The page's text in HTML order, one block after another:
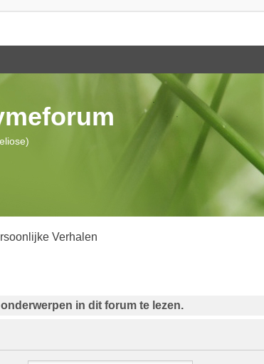
Verhalen
in dit forum te lezen.